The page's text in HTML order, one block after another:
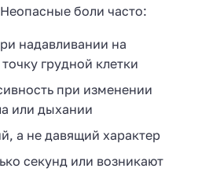
боли часто:
надавливании на
грудной клетки
при изменении
или дыхании
а не давящий характер
секунд или возникают